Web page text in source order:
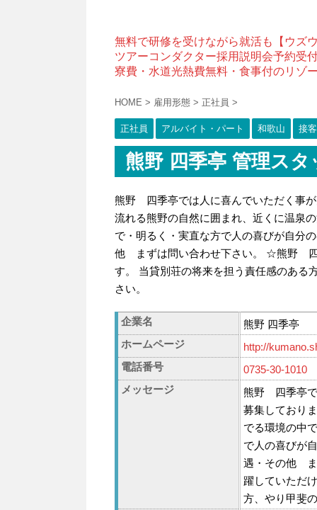
無料で研修を受けながら就活も【ウズ
ツアーコンダクター採用説明会予約受
寮費・水道光熱費無料・食事付のリゾ
HOME > 雇用形態 > 正社員 >
正社員 アルバイト・パート 和歌山 接
熊野 四季亭 管理ス
熊野 四季亭では人に喜んでいただく事
流れる熊野の自然に囲まれ、近くに温泉
で・明るく・実直な方で人の喜びが自分
他 まずは問い合わせ下さい。 ☆熊野 四
す。 当貸別荘の将来を担う責任感のある
さい。
企業名
熊野 四季亭
ホームページ
http://
電話番号
0735-30-1010
メッセージ
熊野 四季亭で
募集しており
でる環境の中
で人の喜びが
遇・その他
躍していただ
方、やり甲斐